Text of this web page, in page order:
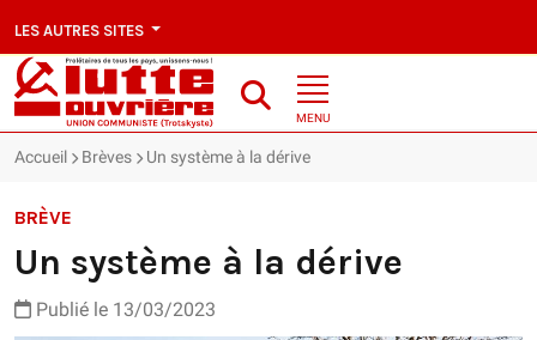
LES AUTRES SITES
MENU
Accueil Brèves Un système à la dérive
BRÈVE
Un système à la dérive
Publié le 13/03/2023